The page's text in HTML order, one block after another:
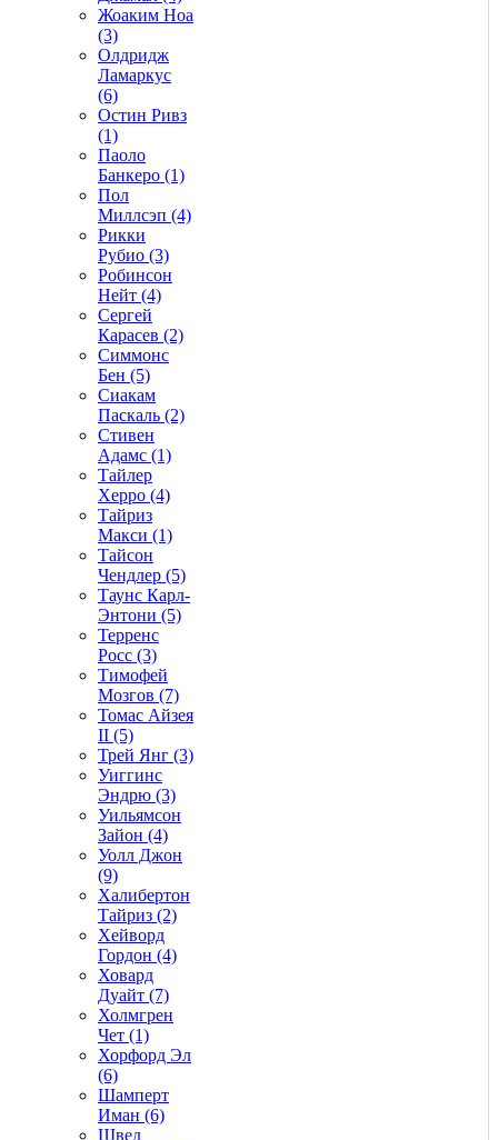
Жоаким Ноа
(3)
Олдридж
Ламаркус
(6)
Остин Ривз
(1)
Паоло
Банкеро (1)
Пол
Миллсэп (4)
Рикки
Рубио (3)
Робинсон
Нейт (4)
Сергей
Карасев (2)
Симмонс
Бен (5)
Сиакам
Паскаль (2)
Стивен
Адамс (1)
Тайлер
Херро (4)
Тайриз
Макси (1)
Тайсон
Чендлер (5)
Таунс Карл-
Энтони (5)
Терренс
Росс (3)
Тимофей
Мозгов (7)
Томас Айзея
II (5)
Трей Янг (3)
Уиггинс
Эндрю (3)
Уильямсон
Зайон (4)
Уолл Джон
(9)
Халибертон
Тайриз (2)
Хейворд
Гордон (4)
Ховард
Дуайт (7)
Холмгрен
Чет (1)
Хорфорд Эл
(6)
Шамперт
Иман (6)
Швед